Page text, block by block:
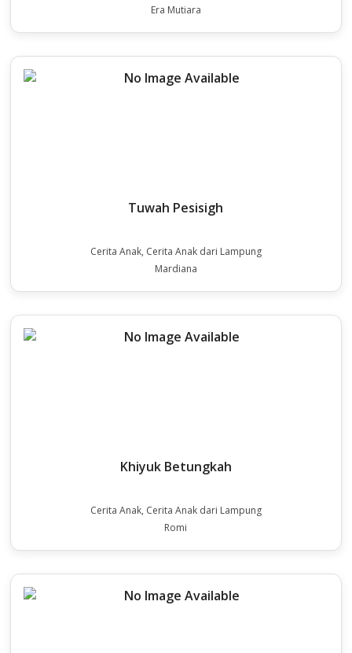
Era Mutiara
Tuwah Pesisigh
Cerita Anak, Cerita Anak dari Lampung
Mardiana
Khiyuk Betungkah
Cerita Anak, Cerita Anak dari Lampung
Romi